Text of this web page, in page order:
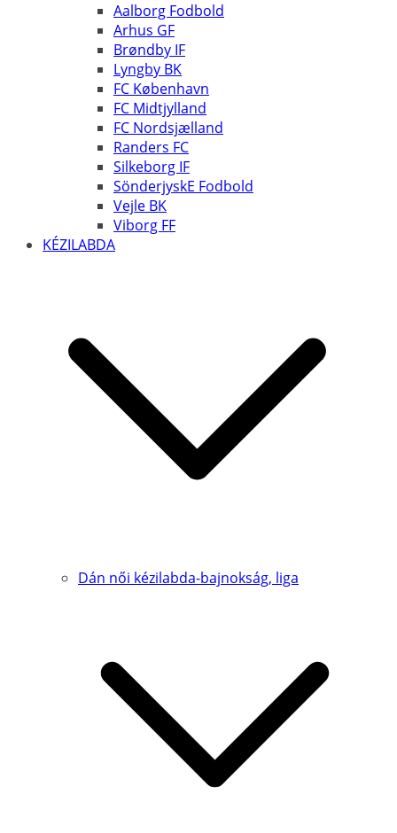
Aalborg Fodbold
Arhus GF
Brøndby IF
Lyngby BK
FC København
FC Midtjylland
FC Nordsjælland
Randers FC
Silkeborg IF
SönderjyskE Fodbold
Vejle BK
Viborg FF
KÉZILABDA
Dán női kézilabda-bajnokság, liga